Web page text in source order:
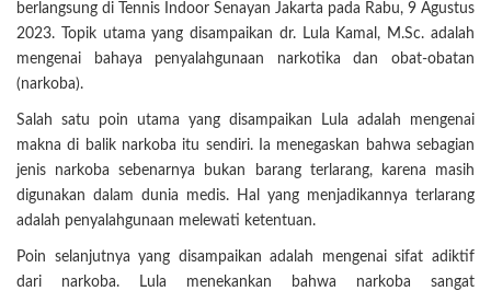
berlangsung di Tennis Indoor Senayan Jakarta pada Rabu, 9 Agustus
2023. Topik utama yang disampaikan dr. Lula Kamal, M.Sc. adalah
mengenai bahaya penyalahgunaan narkotika dan obat-obatan
(narkoba).
Salah satu poin utama yang disampaikan Lula adalah mengenai
makna di balik narkoba itu sendiri. Ia menegaskan bahwa sebagian
jenis narkoba sebenarnya bukan barang terlarang, karena masih
digunakan dalam dunia medis. Hal yang menjadikannya terlarang
adalah penyalahgunaan melewati ketentuan.
Poin selanjutnya yang disampaikan adalah mengenai sifat adiktif
dari narkoba. Lula menekankan bahwa narkoba sangat